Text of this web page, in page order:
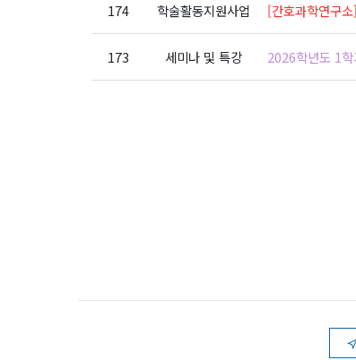
174 학술활동지원사업 [간호과학연구
173 세미나 및 특강 2026학년도 1